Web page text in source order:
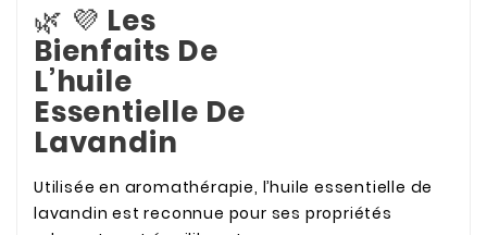
🌿 💜 Les
Bienfaits De
L’huile
Essentielle De
Lavandin
Utilisée en aromathérapie, l’huile essentielle de
lavandin est reconnue pour ses propriétés